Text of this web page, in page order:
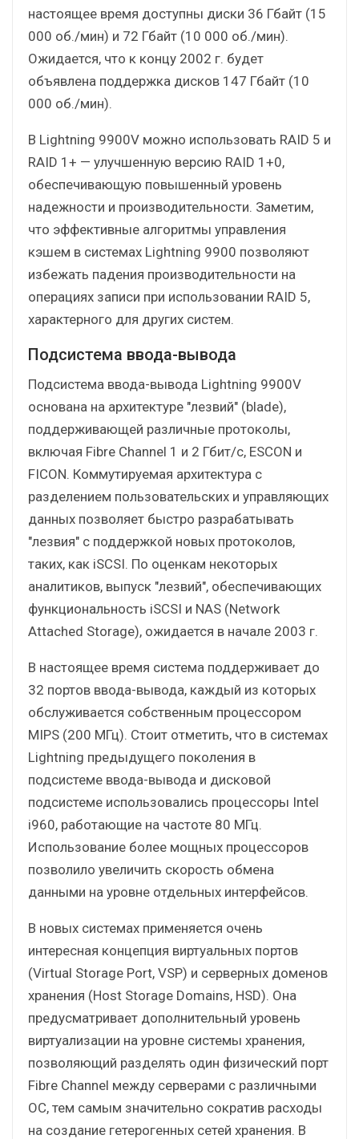
настоящее время доступны диски 36 Гбайт (15
000 об./мин) и 72 Гбайт (10 000 об./мин).
Ожидается, что к концу 2002 г. будет
объявлена поддержка дисков 147 Гбайт (10
000 об./мин).
В Lightning 9900V можно использовать RAID 5 и
RAID 1+ — улучшенную версию RAID 1+0,
обеспечивающую повышенный уровень
надежности и производительности. Заметим,
что эффективные алгоритмы управления
кэшем в системах Lightning 9900 позволяют
избежать падения производительности на
операциях записи при использовании RAID 5,
характерного для других систем.
Подсистема ввода-вывода
Подсистема ввода-вывода Lightning 9900V
основана на архитектуре "лезвий" (blade),
поддерживающей различные протоколы,
включая Fibre Channel 1 и 2 Гбит/с, ESCON и
FICON. Коммутируемая архитектура с
разделением пользовательских и управляющих
данных позволяет быстро разрабатывать
"лезвия" с поддержкой новых протоколов,
таких, как iSCSI. По оценкам некоторых
аналитиков, выпуск "лезвий", обеспечивающих
функциональность iSCSI и NAS (Network
Attached Storage), ожидается в начале 2003 г.
В настоящее время система поддерживает до
32 портов ввода-вывода, каждый из которых
обслуживается собственным процессором
MIPS (200 МГц). Стоит отметить, что в системах
Lightning предыдущего поколения в
подсистеме ввода-вывода и дисковой
подсистеме использовались процессоры Intel
i960, работающие на частоте 80 МГц.
Использование более мощных процессоров
позволило увеличить скорость обмена
данными на уровне отдельных интерфейсов.
В новых системах применяется очень
интересная концепция виртуальных портов
(Virtual Storage Port, VSP) и серверных доменов
хранения (Host Storage Domains, HSD). Она
предусматривает дополнительный уровень
виртуализации на уровне системы хранения,
позволяющий разделять один физический порт
Fibre Channel между серверами с различными
ОС, тем самым значительно сократив расходы
на создание гетерогенных сетей хранения. В